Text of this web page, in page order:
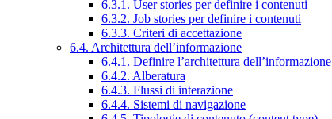
6.3.1. User stories per definire i contenuti
6.3.2. Job stories per definire i contenuti
6.3.3. Criteri di accettazione
6.4. Architettura dell’informazione
6.4.1. Definire l’architettura dell’informazione
6.4.2. Alberatura
6.4.3. Flussi di interazione
6.4.4. Sistemi di navigazione